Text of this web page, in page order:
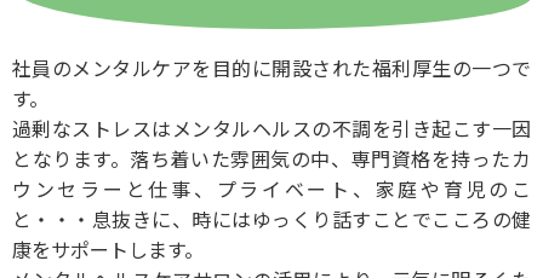
社員のメンタルケアを目的に開設された福利厚生の一つで
す。
過剰なストレスはメンタルヘルスの不調を引き起こす一因
となります。落ち着いた雰囲気の中、専門資格を持ったカ
ウンセラーと仕事、プライベート、家庭や育児のこ
と・・・息抜きに、時にはゆっくり話すことでこころの健
康をサポートします。